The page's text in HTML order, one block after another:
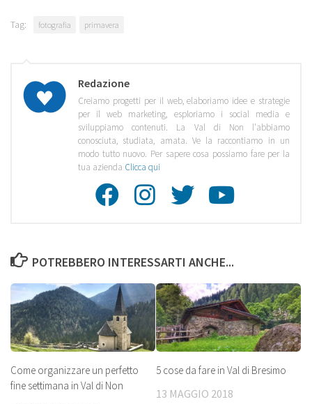
Tag: fotografia primavera
Redazione
Creiamo progetti per il web, elaboriamo idee e strategie
per il web marketing, esploriamo i social media e
sviluppiamo contenuti. La Val di Non l'abbiamo
conosciuta, studiata, amata. Ve la raccontiamo in un
modo tutto nuovo. Per sapere cosa possiamo fare per la
tua azienda Clicca qui
Facebook
POTREBBERO INTERESSARTI ANCHE...
Come organizzare un perfetto
fine settimana in Val di Non
5 cose da fare in Val di Bresimo
13 MAGGIO 2018